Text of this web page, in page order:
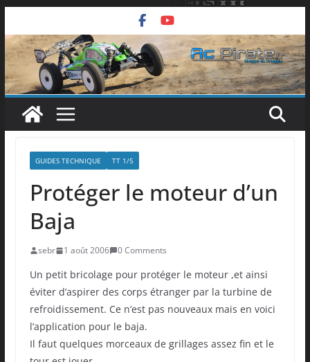
au
contenu
GUIDES TECHNIQUE TT 1/5
Protéger le moteur d’un
Baja
sebr 1 août 2006 0 Comments
Un petit bricolage pour protéger le moteur ,et ainsi
éviter d’aspirer des corps étranger par la turbine de
refroidissement. Ce n’est pas nouveaux mais en voici
l’application pour le baja.
Il faut quelques morceaux de grillages assez fin et le